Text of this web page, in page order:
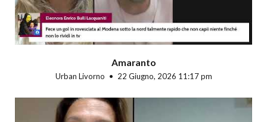
Amaranto
Urban Livorno 22 Giugno, 2026 11:17 pm